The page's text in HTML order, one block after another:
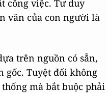
công việc. Tư duy
văn của con người là
trên nguồn có sẵn,
gốc. Tuyệt đối không
mà bắt buộc phải